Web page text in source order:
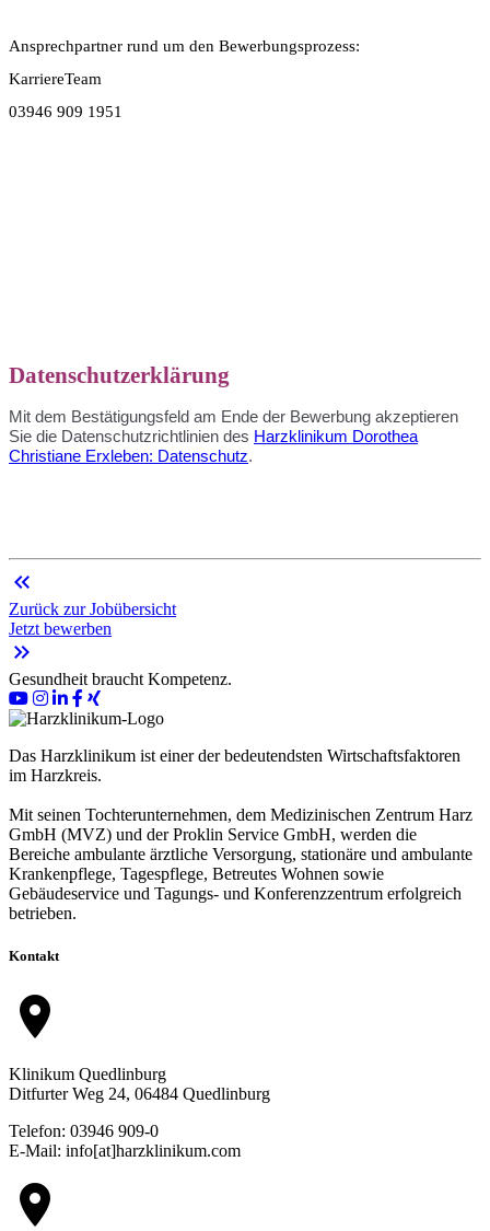
Ansprechpartner rund um den Bewerbungsprozess:
KarriereTeam
03946 909 1951
Datenschutzerklärung
Mit dem Bestätigungsfeld am Ende der Bewerbung akzeptieren
Sie die Datenschutzrichtlinien des Harzklinikum Dorothea
Christiane Erxleben: Datenschutz.
keyboard_double_arrow_left
Zurück zur Jobübersicht
Jetzt bewerben
keyboard_double_arrow_right
Gesundheit braucht Kompetenz.
Das Harzklinikum ist einer der bedeutendsten Wirtschaftsfaktoren
im Harzkreis.
Mit seinen Tochterunternehmen, dem Medizinischen Zentrum Harz
GmbH (MVZ) und der Proklin Service GmbH, werden die
Bereiche ambulante ärztliche Versorgung, stationäre und ambulante
Krankenpflege, Tagespflege, Betreutes Wohnen sowie
Gebäudeservice und Tagungs- und Konferenzzentrum erfolgreich
betrieben.
Kontakt
location_on
Klinikum Quedlinburg
Ditfurter Weg 24, 06484 Quedlinburg
Telefon: 03946 909-0
E-Mail: info[at]harzklinikum.com
location_on